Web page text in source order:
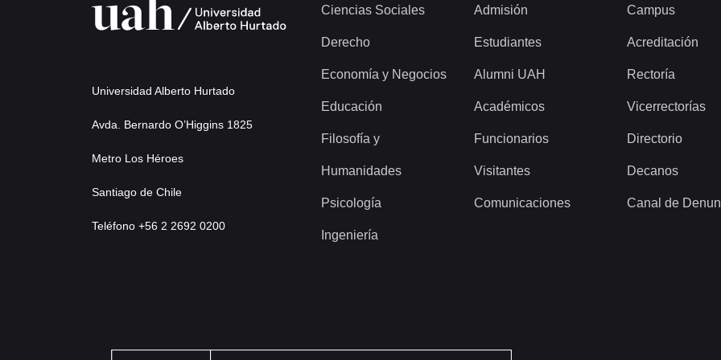
Universidad Alberto Hurtado
Avda. Bernardo O’Higgins 1825
Metro Los Héroes
Santiago de Chile
Teléfono +56 2 2692 0200
Ciencias Sociales
Derecho
Economía y Negocios
Educación
Filosofía y
Humanidades
Psicología
Ingeniería
Admisión
Estudiantes
Alumni UAH
Académicos
Funcionarios
Visitantes
Comunicaciones
Campus
Acreditación
Rectoría
Vicerrectorías
Directorio
Decanos
Canal de